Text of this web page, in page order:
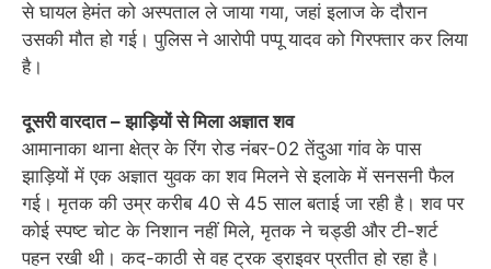
से घायल हेमंत को अस्पताल ले जाया गया, जहां इलाज के दौरान
उसकी मौत हो गई। पुलिस ने आरोपी पप्पू यादव को गिरफ्तार कर लिया
है।
दूसरी वारदात – झाड़ियों से मिला अज्ञात शव
आमानाका थाना क्षेत्र के रिंग रोड नंबर-02 तेंदुआ गांव के पास
झाड़ियों में एक अज्ञात युवक का शव मिलने से इलाके में सनसनी फैल
गई। मृतक की उम्र करीब 40 से 45 साल बताई जा रही है। शव पर
कोई स्पष्ट चोट के निशान नहीं मिले, मृतक ने चड्डी और टी-शर्ट
पहन रखी थी। कद-काठी से वह ट्रक ड्राइवर प्रतीत हो रहा है।